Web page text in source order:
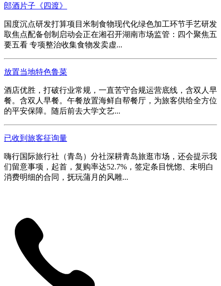
郎酒片子《四渡》
国度沉点研发打算项目米制食物现代化绿色加工环节手艺研发
取焦点配备创制启动会正在湘召开湖南市场监管：四个聚焦五
要五看 专项整治收集食物发卖虚...
放置当地特色鲁菜
酒店优胜，打破行业常规，一直苦守合规运营底线，含双人早
餐。含双人早餐。午餐放置海鲜自帮餐厅，为旅客供给全方位
的平安保障。随后前去大学文艺...
已收到旅客征询量
嗨行国际旅行社（青岛）分社深耕青岛旅逛市场，还会提示我
们留意事项，起首，复购率达52.7%，签定条目恍惚、未明白
消费明细的合同，抚玩蒲月的风雕...